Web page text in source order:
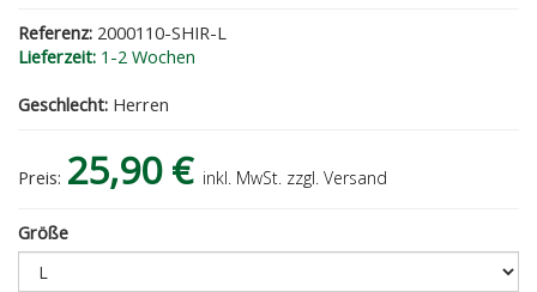
Referenz: 2000110-SHIR-L
Lieferzeit: 1-2 Wochen
Geschlecht: Herren
Preis: 25,90 € inkl. MwSt. zzgl. Versand
Größe